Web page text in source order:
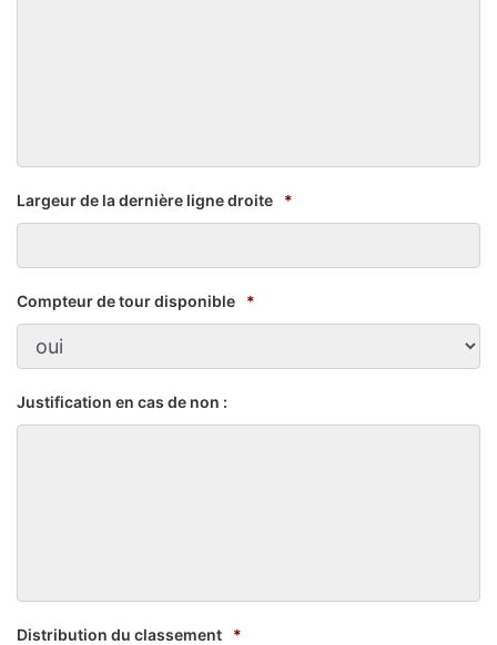
Largeur de la dernière ligne droite *
Compteur de tour disponible *
Justification en cas de non :
Distribution du classement *